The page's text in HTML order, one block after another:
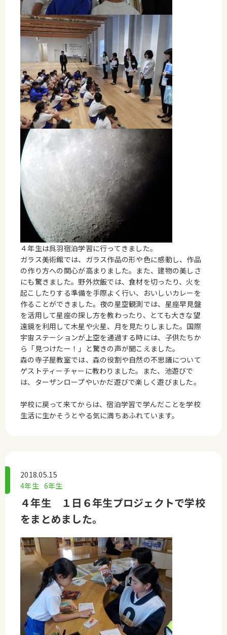
４年生は呉羽宿泊学習に行ってきました。
ガラス美術館では、ガラス作品の形や色に感動し、作品
の作り方への関心が高まりました。また、建物の美しさ
にも驚きました。野外炊飯では、食材を切ったり、火を
起こしたりする準備を手際よく行い、おいしいカレーを
作ることができました。夜の星空観測では、星座早見盤
を活用して星座の探し方を教わったり、とても大きな望
遠鏡を利用して木星や火星、月を見たりしました。国際
宇宙ステーションが上空を通過する時には、子供たちか
ら「見つけたー！」と驚きの声が聞こえました。
森の寺子屋教室では、森の役割や自然の不思議について
ゲストティーチャーに教わりました。また、池遊びで
は、ターザンロープやいかだ遊びで楽しく遊びました。
学校に戻って来てからは、宿泊学習で学んだことを学校
生活に生かそうとやる気に満ちあふれています。
2018.05.15
4年生 6年生
４年生 １日６年生プロジェクトで学校
をまとめました。